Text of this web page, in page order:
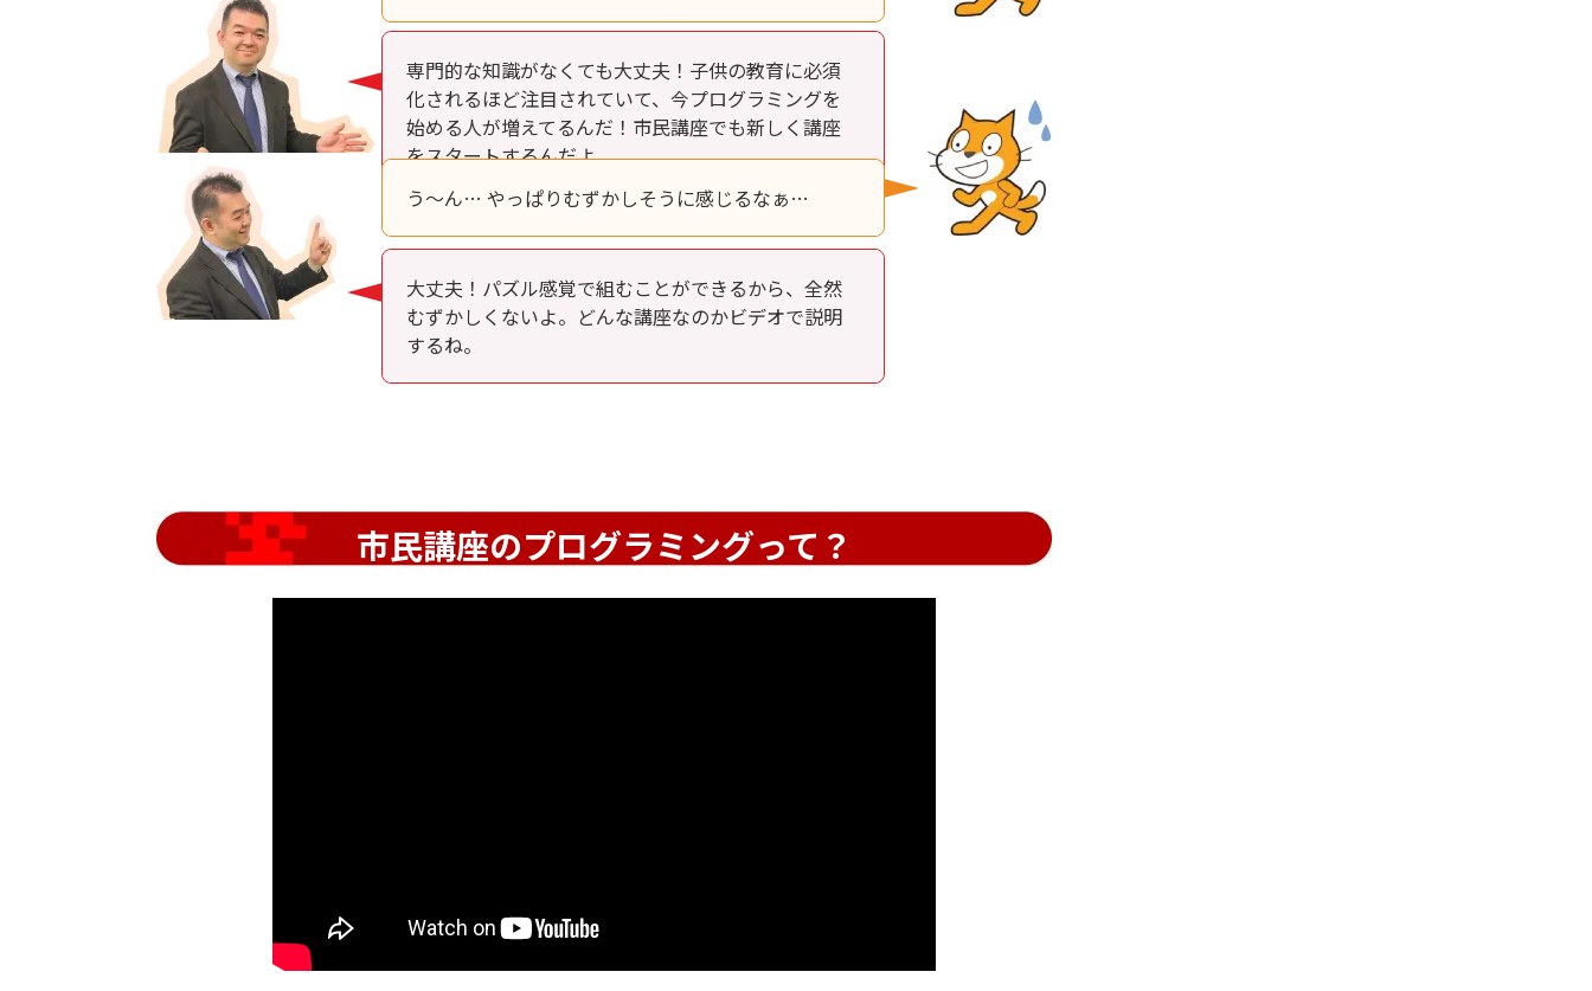
専門的な知識がなくても大丈夫！子供の教育に必須
化されるほど注目されていて、今プログラミングを
始める人が増えてるんだ！市民講座でも新しく講座
をスタートするんだよ。
う～ん… やっぱりむずかしそうに感じるなぁ…
大丈夫！パズル感覚で組むことができるから、全然
むずかしくないよ。どんな講座なのかビデオで説明
するね。
市民講座のプログラミングって？